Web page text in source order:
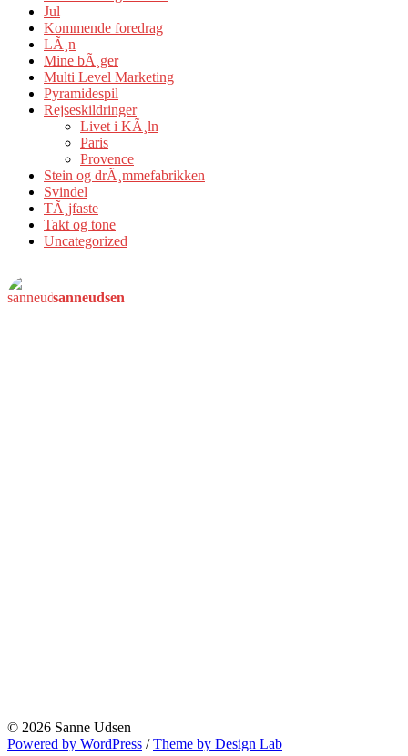
Jul
Kommende foredrag
LÃ¸n
Mine bÃ¸ger
Multi Level Marketing
Pyramidespil
Rejseskildringer
Livet i KÃ¸ln
Paris
Provence
Stein og drÃ¸mmefabrikken
Svindel
TÃ¸jfaste
Takt og tone
Uncategorized
sanneudsen
© 2026 Sanne Udsen
Powered by WordPress /Theme by Design Lab